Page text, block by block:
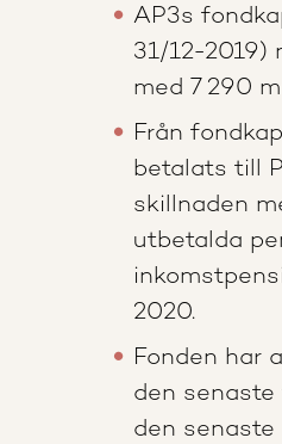
AP3s
31/12-2019)
med 7 290
Från
betalats till
skillnaden
utbetalda
2020.
Fonden har
den
den senaste